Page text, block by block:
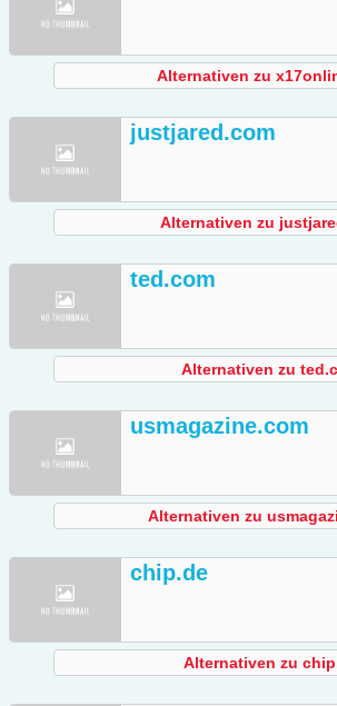
Alternativen zu
justjared.com
Alternativen zu
ted.com
Alternativen zu
usmagazine.com
Alternativen zu
chip.de
Alternativen zu